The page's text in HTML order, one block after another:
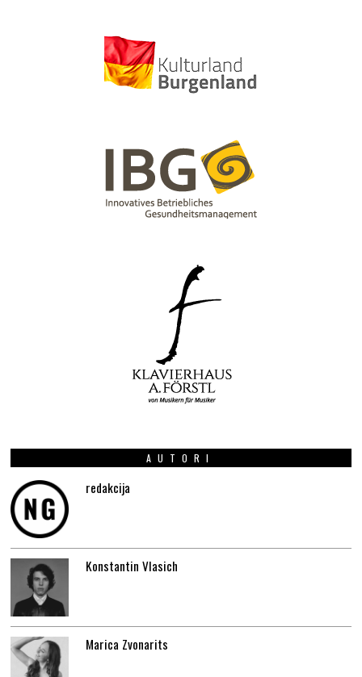
AUTORI
redakcija
Konstantin Vlasich
Marica Zvonarits